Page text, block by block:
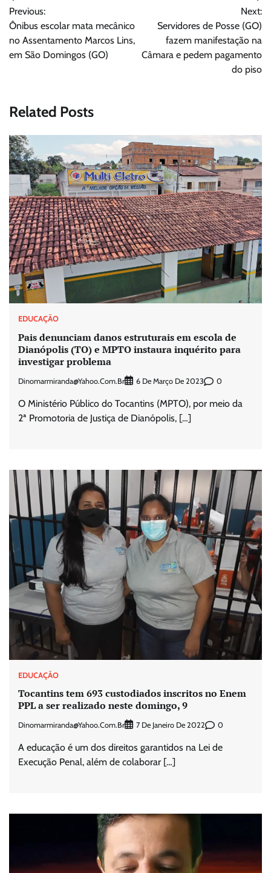
de
Post
Previous:
Ônibus escolar mata mecânico
no Assentamento Marcos Lins,
em São Domingos (GO)
Next:
Servidores de Posse (GO)
fazem manifestação na
Câmara e pedem pagamento
do piso
Related Posts
EDUCAÇÃO
Pais denunciam danos estruturais em escola de
Dianópolis (TO) e MPTO instaura inquérito para
investigar problema
Dinomarmiranda@yahoo.com.br 6 De Março De 2023 0
O Ministério Público do Tocantins (MPTO), por meio da
2ª Promotoria de Justiça de Dianópolis, […]
EDUCAÇÃO
Tocantins tem 693 custodiados inscritos no Enem
PPL a ser realizado neste domingo, 9
Dinomarmiranda@yahoo.com.br 7 De Janeiro De 2022 0
A educação é um dos direitos garantidos na Lei de
Execução Penal, além de colaborar […]